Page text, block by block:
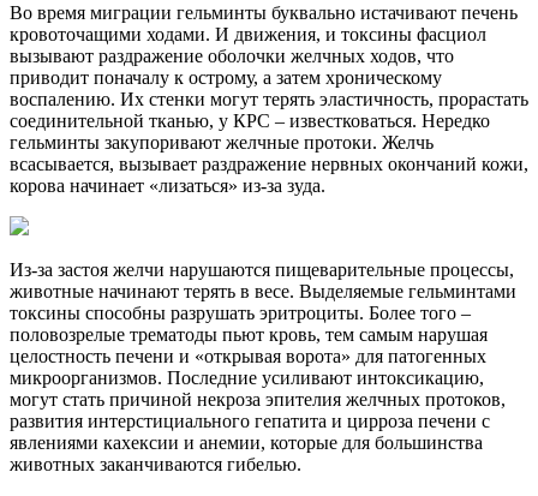
Во время миграции гельминты буквально истачивают печень
кровоточащими ходами. И движения, и токсины фасциол
вызывают раздражение оболочки желчных ходов, что
приводит поначалу к острому, а затем хроническому
воспалению. Их стенки могут терять эластичность, прорастать
соединительной тканью, у КРС – известковаться. Нередко
гельминты закупоривают желчные протоки. Желчь
всасывается, вызывает раздражение нервных окончаний кожи,
корова начинает «лизаться» из-за зуда.
Из-за застоя желчи нарушаются пищеварительные процессы,
животные начинают терять в весе. Выделяемые гельминтами
токсины способны разрушать эритроциты. Более того –
половозрелые трематоды пьют кровь, тем самым нарушая
целостность печени и «открывая ворота» для патогенных
микроорганизмов. Последние усиливают интоксикацию,
могут стать причиной некроза эпителия желчных протоков,
развития интерстициального гепатита и цирроза печени с
явлениями кахексии и анемии, которые для большинства
животных заканчиваются гибелью.